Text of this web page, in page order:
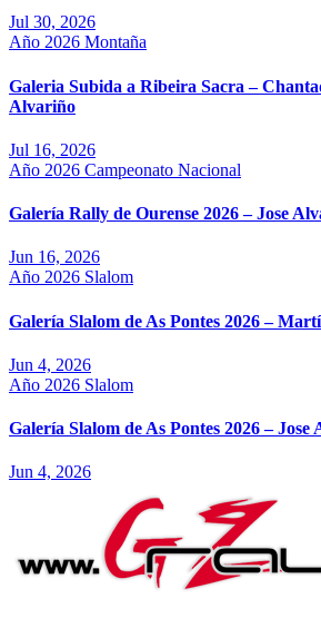
Jul 30, 2026
Año 2026 Montaña
Galeria Subida a Ribeira Sacra –
Alvariño
Jul 16, 2026
Año 2026 Campeonato Nacional
Galería Rally de Ourense 2026 – Jose
Jun 16, 2026
Año 2026 Slalom
Galería Slalom de As Pontes 2026 –
Jun 4, 2026
Año 2026 Slalom
Galería Slalom de As Pontes 2026 – Jose
Jun 4, 2026